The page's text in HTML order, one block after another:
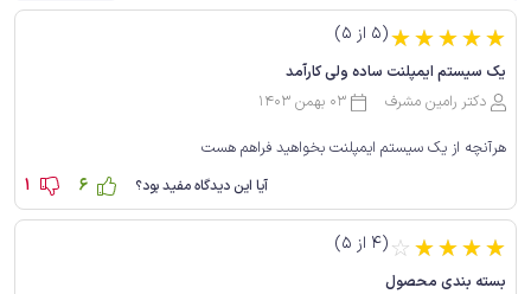
(5 از 5)☆☆☆☆☆
یک سیستم ایمپلنت ساده ولی کارآمد
دکتر رامین مشرف
03 بهمن 1403
هرآنچه از یک سیستم ایمپلنت بخواهید فراهم هست
آیا این دیدگاه مفید بود؟ 6
1
(4 از 5)☆☆☆☆☆
بسته بندی محصول